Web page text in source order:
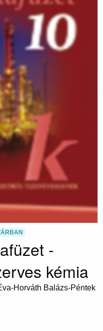
-
kémia
Horváth Balázs-Péntek